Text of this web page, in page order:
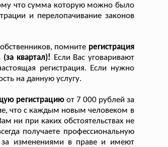
что сумма которую можно было
и перелопачивание законов
помните регистрация
квартал)! Если Вас уговаривают
регистрация. Если нужно
на данную услугу.
регистрацию от 7 000 рублей за
что с каждым новым человеком в
ни при каких обстоятельствах не
получаете профессиональную
за изменениями в праве и имеют